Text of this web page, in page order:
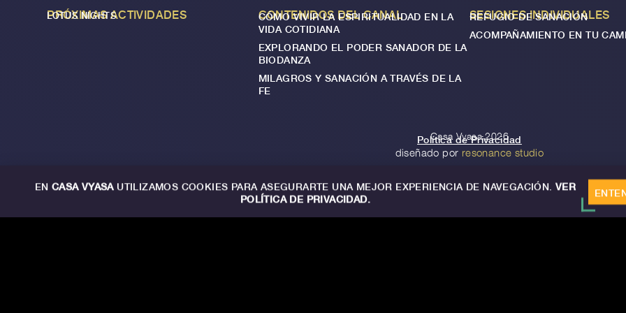
PRÓXIMAS ACTIVIDADES
LOTUS NIGHTS CONTENIDOS DEL CANAL
CÓMO VIVIR LA ESPIRITUALIDAD EN LA
VIDA COTIDIANA
EXPLORANDO EL PODER SANADOR DE LA
BIODANZA
MILAGROS Y SANACIÓN A TRAVÉS DE LA
FE
SESIONES INDIVIDUALES
REFUGIO DE SANACIÓN
ACOMPAÑAMIENTO EN TU
Casa Vyasa 2026
Política de Privacidad
diseñado por resonance studio
POLÍTICA DE PRIVACIDAD.